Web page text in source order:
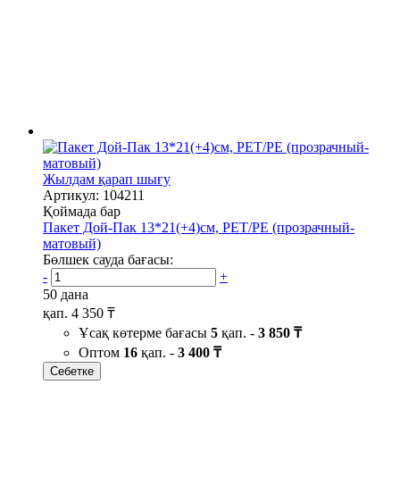
Жылдам қарап шығу
Артикул: 104211
Қоймада бар
Пакет Дой-Пак 13*21(+4)см, PET/PE (прозрачный-
матовый)
Бөлшек сауда бағасы:
-
+
50 дана
қап. 4 350 ₸
Ұсақ көтерме бағасы 5 қап. - 3 850 ₸
Оптом 16 қап. - 3 400 ₸
Себетке